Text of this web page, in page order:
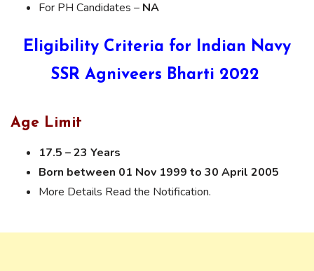
For PH Candidates – NA
Eligibility Criteria for Indian Navy
SSR Agniveers Bharti 2022
Age Limit
17.5 – 23 Years
Born between 01 Nov 1999 to 30 April 2005
More Details Read the Notification.